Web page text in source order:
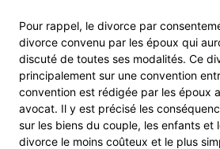
Pour rappel, le divorce par
divorce convenu par les époux qui
discuté de toutes ses modalités. Ce
principalement sur une convention
convention est rédigée par les époux
avocat. Il y est précisé les
sur les biens du couple, les enfants et
divorce le moins coûteux et le plus